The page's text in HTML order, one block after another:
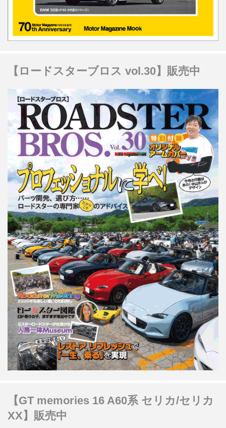
【ロードスターブロス vol.30】販売中
【GT memories 16 A60系 セリカ/セリカ
XX】販売中